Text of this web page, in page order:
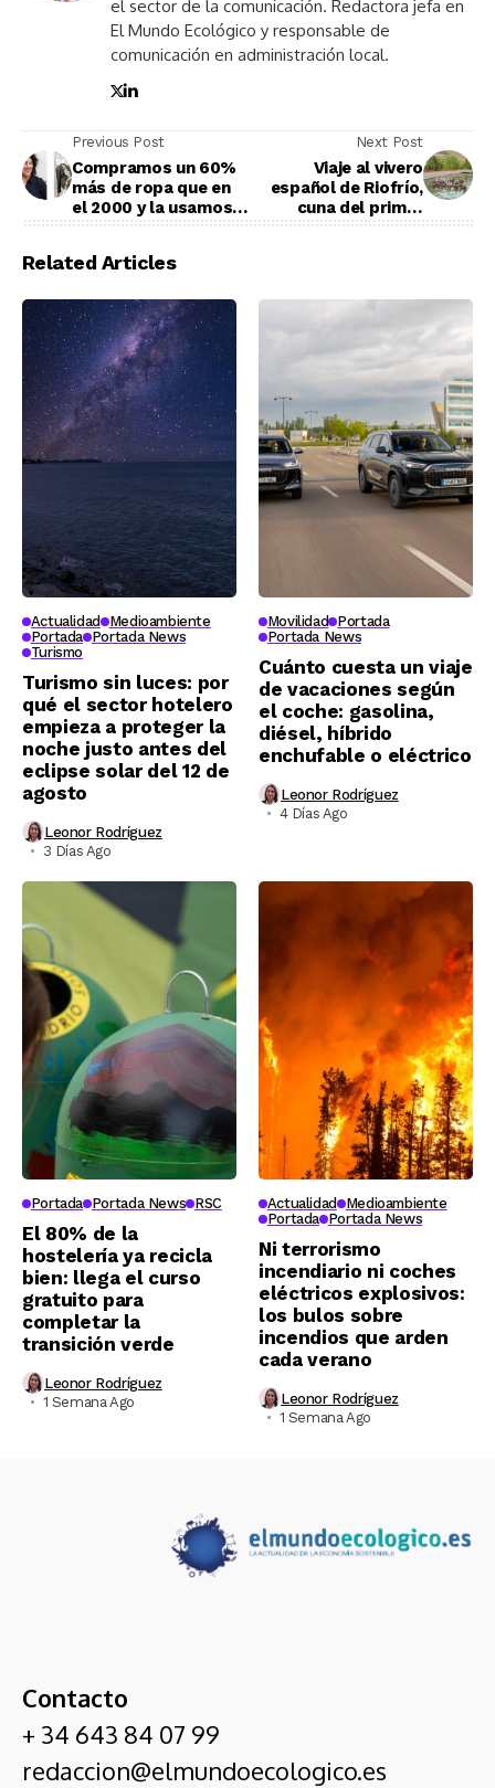
el sector de la comunicación. Redactora jefa en
El Mundo Ecológico y responsable de
comunicación en administración local.
Previous Post
Compramos un 60%
más de ropa que en
el 2000 y la usamos
porqué
Next Post
Viaje al vivero
español de Riofrío,
cuna del primer
Related Articles
Actualidad
Medioambiente
Portada Portada News
Turismo
Turismo sin luces: por
qué el sector hotelero
empieza a proteger la
noche justo antes del
eclipse solar del 12 de
agosto
Leonor Rodríguez
3 Días Ago
Movilidad Portada
Portada News
Cuánto cuesta un viaje
de vacaciones según
el coche: gasolina,
diésel, híbrido
enchufable o eléctrico
Leonor Rodríguez
4 Días Ago
Portada Portada News RSC
El 80% de la
hostelería ya recicla
bien: llega el curso
gratuito para
completar la
transición verde
Leonor Rodríguez
1 Semana Ago
Actualidad
Medioambiente
Portada Portada News
Ni terrorismo
incendiario ni coches
eléctricos explosivos:
los bulos sobre
incendios que arden
cada verano
Leonor Rodríguez
1 Semana Ago
Contacto
+ 34 643 84 07 99
redaccion@elmundoecologico.es